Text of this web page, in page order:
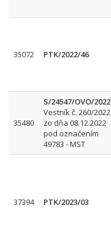
35072 PTK/2022/46
35480
S/24547/OVO/2022
Vestník č. 260/2022
zo dňa 08.12.2022
pod označením
49783 - MST
37394 PTK/2023/03